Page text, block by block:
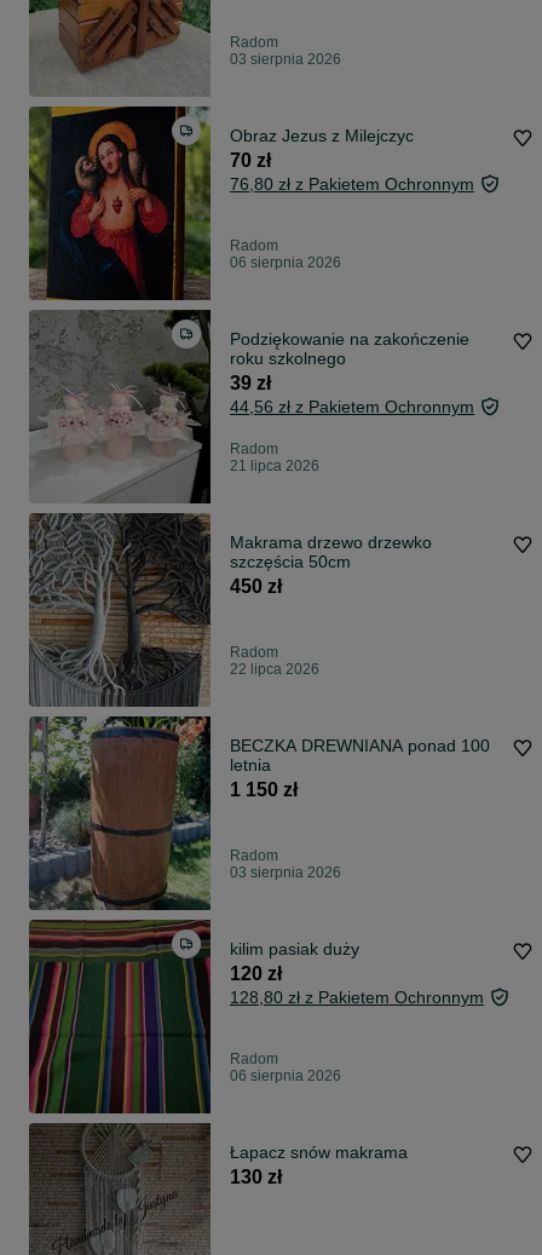
Radom
03 sierpnia 2026
Obraz Jezus z Milejczyc
70 zł
76,80 zł z Pakietem Ochronnym
Radom
06 sierpnia 2026
Podziękowanie na zakończenie
roku szkolnego
39 zł
44,56 zł z Pakietem Ochronnym
Radom
21 lipca 2026
Makrama drzewo drzewko
szczęścia 50cm
450 zł
Radom
22 lipca 2026
BECZKA DREWNIANA ponad 100
letnia
1 150 zł
Radom
03 sierpnia 2026
kilim pasiak duży
120 zł
128,80 zł z Pakietem Ochronnym
Radom
06 sierpnia 2026
Łapacz snów makrama
130 zł